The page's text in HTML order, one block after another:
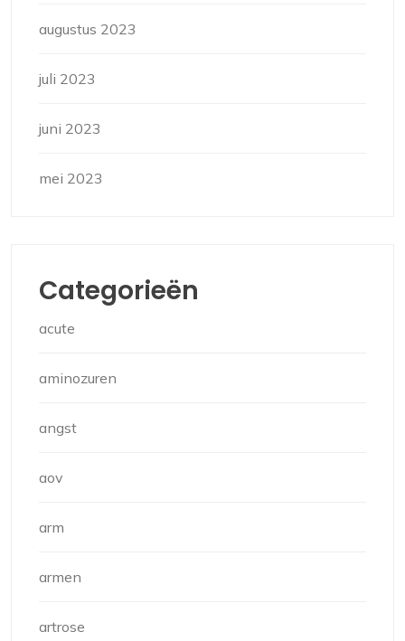
augustus 2023
juli 2023
juni 2023
mei 2023
Categorieën
acute
aminozuren
angst
aov
arm
armen
artrose